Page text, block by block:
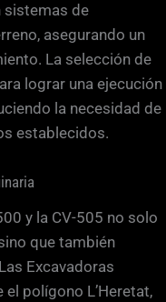
sistemas de
asegurando un
La selección de
lograr una ejecución
la necesidad de
establecidos.
y la CV-505 no solo
que también
Excavadoras
polígono L’Heretat,